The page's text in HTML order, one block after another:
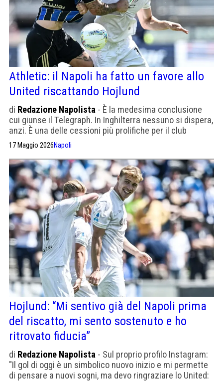
Athletic: il Napoli ha fatto un favore allo
United riscattando Hojlund
di Redazione Napolista - È la medesima conclusione
cui giunse il Telegraph. In Inghilterra nessuno si dispera,
anzi. È una delle cessioni più prolifiche per il club
17 Maggio 2026Napoli
Hojlund: “Mi sentivo già del Napoli prima
del riscatto, mi sento sostenuto e ho
ritrovato fiducia”
di Redazione Napolista - Sul proprio profilo Instagram:
"Il gol di oggi è un simbolico nuovo inizio e mi permette
di pensare a nuovi sogni, ma devo ringraziare lo United: